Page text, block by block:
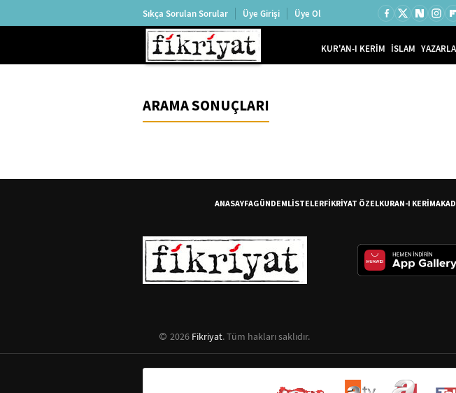
Sıkça Sorulan Sorular Üye Girişi Üye Ol
KUR'AN-I KERİM İSLAM
ARAMA SONUÇLARI
ANASAYFAGÜNDEMLİSTELERFİKRİYAT ÖZELKURAN-I KERİM
2026 Fikriyat. Tüm hakları saklıdır.